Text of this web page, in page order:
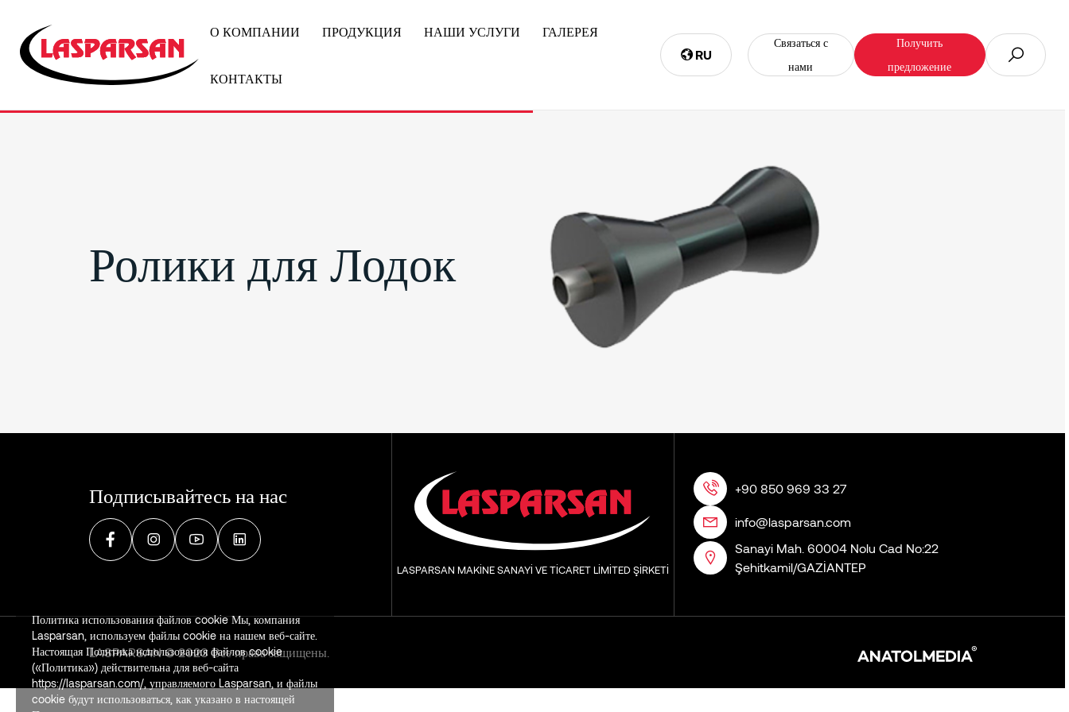
О КОМПАНИИ ПРОДУКЦИЯ НАШИ УСЛУГИ ГАЛЕРЕЯ
КОНТАКТЫ
RU
Связаться с
нами
Получить
предложение
Ролики для Лодок
Подписывайтесь на нас
LASPARSAN MAKİNE SANAYİ VE TİCARET LİMİTED ŞİRKETİ
+90 850 969 33 27
info@lasparsan.com
Sanayi Mah. 60004 Nolu Cad No:22
Şehitkamil/GAZİANTEP
LASPARSAN © 2023 Все права защищены.
Политика использования файлов cookie Мы, компания
Lasparsan, используем файлы cookie на нашем веб-сайте.
Настоящая Политика использования файлов cookie
(«Политика») действительна для веб-сайта
https://lasparsan.com/, управляемого Lasparsan, и файлы
cookie будут использоваться, как указано в настоящей